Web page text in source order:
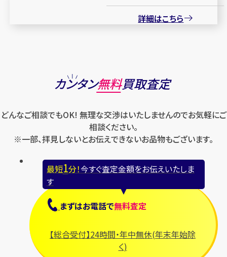
詳細はこちら
カンタン無料買取査定
どんなご相談でもOK! 無理な交渉はいたしませんのでお気軽にご
相談ください。
※一部、拝見しないとお伝えできないお品物もございます。
最短1分！今すぐ査定金額をお伝えいたしま
す
まずはお電話で無料査定
【総合受付】24時間・年中無休(年末年始除
く)